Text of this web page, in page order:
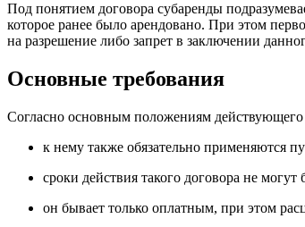
Под понятием договора субаренды
которое ранее было арендовано. При этом
на разрешение либо запрет в заключении
Основные требования
Согласно основным положениям действующего
к нему также обязательно применяются
сроки действия такого договора не
он бывает только оплатным, при этом